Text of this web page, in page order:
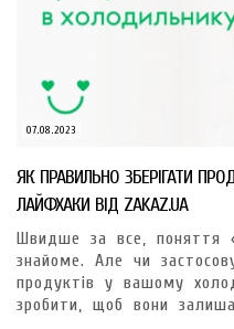
07.08.2023
ЯК ПРАВИЛЬНО ЗБЕРІГАТИ
ЛАЙФХАКИ ВІД ZAKAZ.UA
Швидше за все, поняття
знайоме. Але чи
продуктів у вашому
зробити, щоб вони